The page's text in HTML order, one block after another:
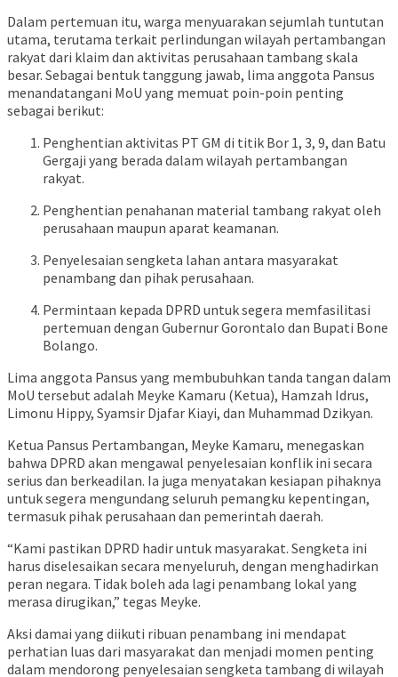
Dalam pertemuan itu, warga menyuarakan sejumlah tuntutan
utama, terutama terkait perlindungan wilayah pertambangan
rakyat dari klaim dan aktivitas perusahaan tambang skala
besar. Sebagai bentuk tanggung jawab, lima anggota Pansus
menandatangani MoU yang memuat poin-poin penting
sebagai berikut:
Penghentian aktivitas PT GM di titik Bor 1, 3, 9, dan Batu
Gergaji yang berada dalam wilayah pertambangan
rakyat.
Penghentian penahanan material tambang rakyat oleh
perusahaan maupun aparat keamanan.
Penyelesaian sengketa lahan antara masyarakat
penambang dan pihak perusahaan.
Permintaan kepada DPRD untuksegera memfasilitasi
pertemuan dengan GubernurGorontalo dan Bupati Bone
Bolango.
Lima anggota Pansus yang membubuhkan tanda tangan dalam
MoU tersebut adalah Meyke Kamaru (Ketua), Hamzah Idrus,
Limonu Hippy, Syamsir Djafar Kiayi, dan Muhammad Dzikyan.
Ketua Pansus Pertambangan, Meyke Kamaru, menegaskan
bahwa DPRD akan mengawal penyelesaian konflik ini secara
serius dan berkeadilan. Ia juga menyatakan kesiapan pihaknya
untuksegera mengundang seluruh pemangku kepentingan,
termasuk pihak perusahaan dan pemerintah daerah.
“Kami pastikan DPRD hadiruntuk masyarakat. Sengketa ini
harus diselesaikan secara menyeluruh, dengan menghadirkan
peran negara. Tidak boleh ada lagi penambang lokal yang
merasa dirugikan,” tegas Meyke.
Aksi damai yang diikuti ribuan penambang ini mendapat
perhatian luas dari masyarakat dan menjadi momen penting
dalam mendorong penyelesaian sengketa tambang di wilayah